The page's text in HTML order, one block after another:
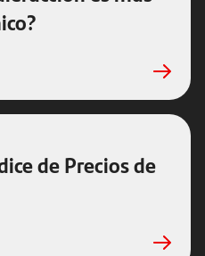
de Precios de